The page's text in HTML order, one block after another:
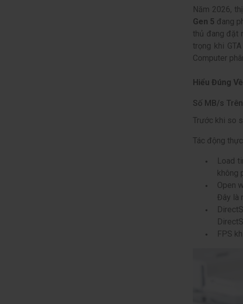
Năm 2026,
Gen 5 đang
thủ đang đặt
trọng khi
Computer
Hiểu Đúng
Số MB/s
Trước khi so
Tác động
Load
không
Open
Đây là
FPS